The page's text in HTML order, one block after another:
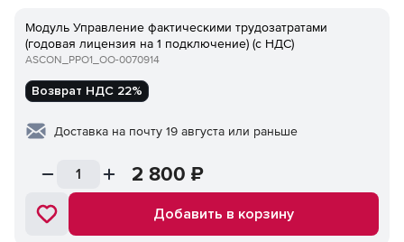
Модуль Управление фактическими трудозатратами
(годовая лицензия на 1 подключение) (с НДС)
ASCON_PPO1_ОО-0070914
Возврат НДС 22%
Доставка на почту 19 августа или раньше
2 800 ₽
Добавить в корзину